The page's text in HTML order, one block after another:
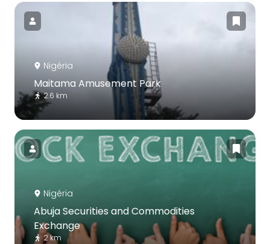
Nigéria
Maitama Amusement Park
2.6 km
Nigéria
Abuja Securities and Commodities
Exchange
2 km